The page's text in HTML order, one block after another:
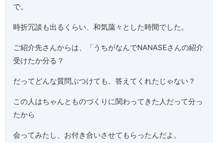
で。
時折冗談も出るくらい、和気藹々とした時間でした。
ご紹介先さんからは、「うちがなんでNANASEさんの紹介
受けたか分る？
だってどんな質問ぶつけても、答えてくれたじゃない？
この人はちゃんとものづくりに関わってきた人だって分っ
たから
会ってみたし、お付き合いさせてもらったんだよ。